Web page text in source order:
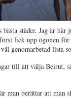
städer. Jag är
fick upp ögonen
genomarbetad lista
till att välja Beirut,
man berättar att man